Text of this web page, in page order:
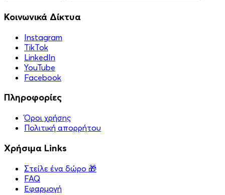
Κοινωνικά Δίκτυα
Instagram
TikTok
LinkedIn
YouTube
Facebook
Πληροφορίες
Όροι χρήσης
Πολιτική απορρήτου
Χρήσιμα Links
Στείλε ένα δώρο 🎁
FAQ
Εφαρμογή